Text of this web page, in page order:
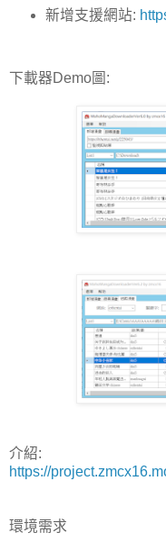
新增支援網站:
下載器Demo圖:
介紹:
https://
環境需求